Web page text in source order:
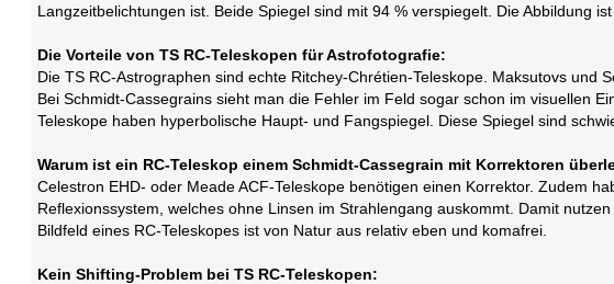
Langzeitbelichtungen ist. Beide Spiegel sind mit 94 % verspiegelt. Die Abbildung
Die Vorteile von TS RC-Teleskopen für Astrofotografie:
Die TS RC-Astrographen sind echte Ritchey-Chrétien-Teleskope. Maksutovs
Bei Schmidt-Cassegrains sieht man die Fehler im Feld sogar schon im visuellen
Teleskope haben hyperbolische Haupt- und Fangspiegel. Diese Spiegel sind
Warum ist ein RC-Teleskop einem Schmidt-Cassegrain mit Korrektoren
Celestron EHD- oder Meade ACF-Teleskope benötigen einen Korrektor. Zudem
Reflexionssystem, welches ohne Linsen im Strahlengang auskommt. Damit
Bildfeld eines RC-Teleskopes ist von Natur aus relativ eben und komafrei.
Kein Shifting-Problem bei TS RC-Teleskopen: